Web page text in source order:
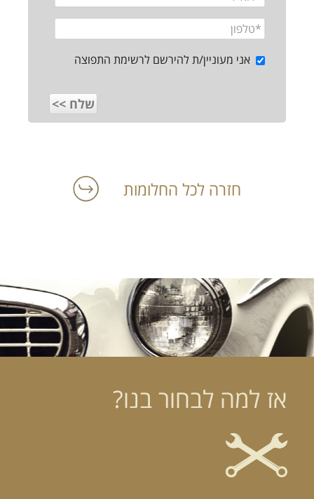
אני מעוניין/ת להירשם לרשימת התפוצה
חזרה לכל החלומות
אז למה לבחור בנו?